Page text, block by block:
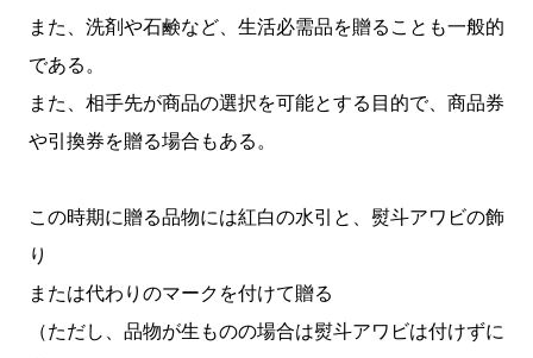
また、洗剤や石鹸など、生活必需品を贈ることも一般的
である。
また、相手先が商品の選択を可能とする目的で、商品券
や引換券を贈る場合もある。
この時期に贈る品物には紅白の水引と、熨斗アワビの飾
り
または代わりのマークを付けて贈る
（ただし、品物が生ものの場合は熨斗アワビは付けずに